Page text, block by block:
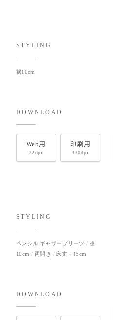
STYLING
裾10cm
DOWNLOAD
Web用
72dpi
印刷用
300dpi
STYLING
ペンシル ギャザープリーツ
裾
10cm
両開き 床丈＋15cm
DOWNLOAD